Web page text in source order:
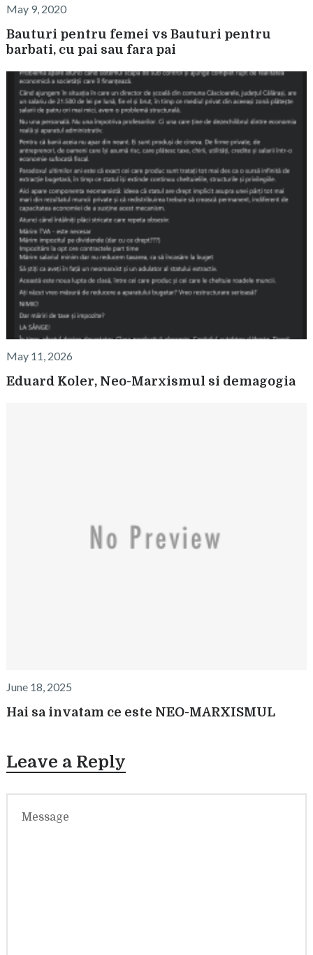
May 9, 2020
Bauturi pentru femei vs Bauturi pentru
barbati, cu pai sau fara pai
May 11, 2026
Eduard Koler, Neo-Marxismul si demagogia
June 18, 2025
Hai sa invatam ce este NEO-MARXISMUL
Leave a Reply